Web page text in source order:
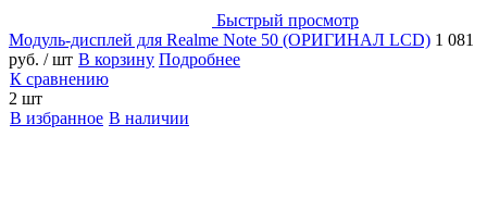
Быстрый просмотр
Модуль-дисплей для Realme Note 50 (ОРИГИНАЛ LCD) 1 081
руб. / шт В корзину Подробнее
К сравнению
2 шт
В избранное В наличии